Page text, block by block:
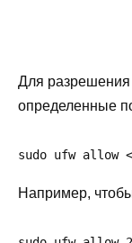
Для
определенные
sudo ufw allow
Например,